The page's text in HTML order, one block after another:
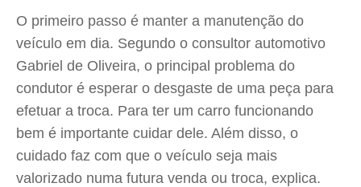
O primeiro passo é manter a manutenção do
veículo em dia. Segundo o consultor automotivo
Gabriel de Oliveira, o principal problema do
condutor é esperar o desgaste de uma peça para
efetuar a troca. Para ter um carro funcionando
bem é importante cuidar dele. Além disso, o
cuidado faz com que o veículo seja mais
valorizado numa futura venda ou troca, explica.